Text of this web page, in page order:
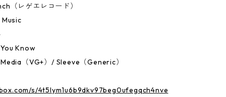
（レゲエレコード）
Know
（VG+）/ Sleeve（Generic）
s/4t5lym1u6b9dkv97beg0ufegqch4nve